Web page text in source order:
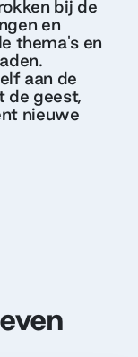
bij de
en
thema's en
aan de
de geest,
nieuwe